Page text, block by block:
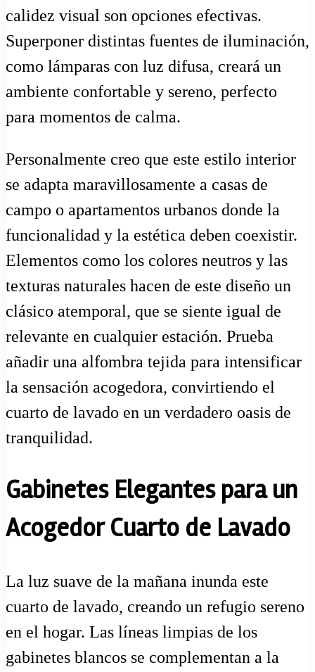
calidez visual son opciones efectivas.
Superponer distintas fuentes de iluminación,
como lámparas con luz difusa, creará un
ambiente confortable y sereno, perfecto
para momentos de calma.
Personalmente creo que este estilo interior
se adapta maravillosamente a casas de
campo o apartamentos urbanos donde la
funcionalidad y la estética deben coexistir.
Elementos como los colores neutros y las
texturas naturales hacen de este diseño un
clásico atemporal, que se siente igual de
relevante en cualquier estación. Prueba
añadir una alfombra tejida para intensificar
la sensación acogedora, convirtiendo el
cuarto de lavado en un verdadero oasis de
tranquilidad.
Gabinetes Elegantes para un
Acogedor Cuarto de Lavado
La luz suave de la mañana inunda este
cuarto de lavado, creando un refugio sereno
en el hogar. Las líneas limpias de los
gabinetes blancos se complementan a la